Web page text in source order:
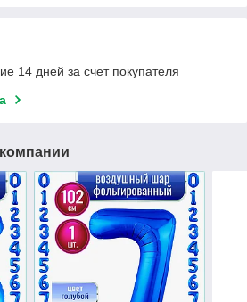
14 дней за счет покупателя